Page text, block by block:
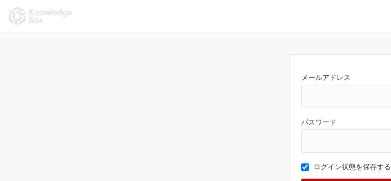
メールアドレス
パスワード
ログイン状態を保存する